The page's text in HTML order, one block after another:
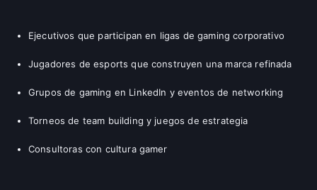
Ejecutivos que participan en ligas de gaming corporativo
Jugadores de esports que construyen una marca refinada
Grupos de gaming en LinkedIn y eventos de networking
Torneos de team building y juegos de estrategia
Consultoras con cultura gamer